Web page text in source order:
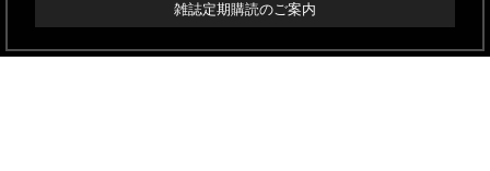
雑誌定期購読のご案内